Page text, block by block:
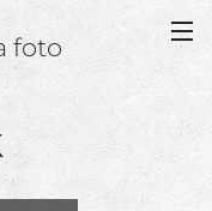
foto